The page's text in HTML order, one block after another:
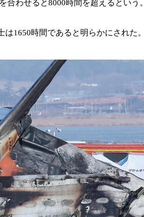
わせると8000時間を超えるという。
1650時間であると明らかにされた。